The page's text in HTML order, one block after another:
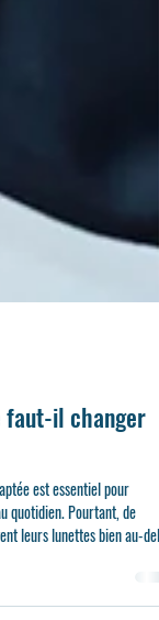
il changer
est essentiel pour
leurs lunettes bien au-delà
à quelle fréquence